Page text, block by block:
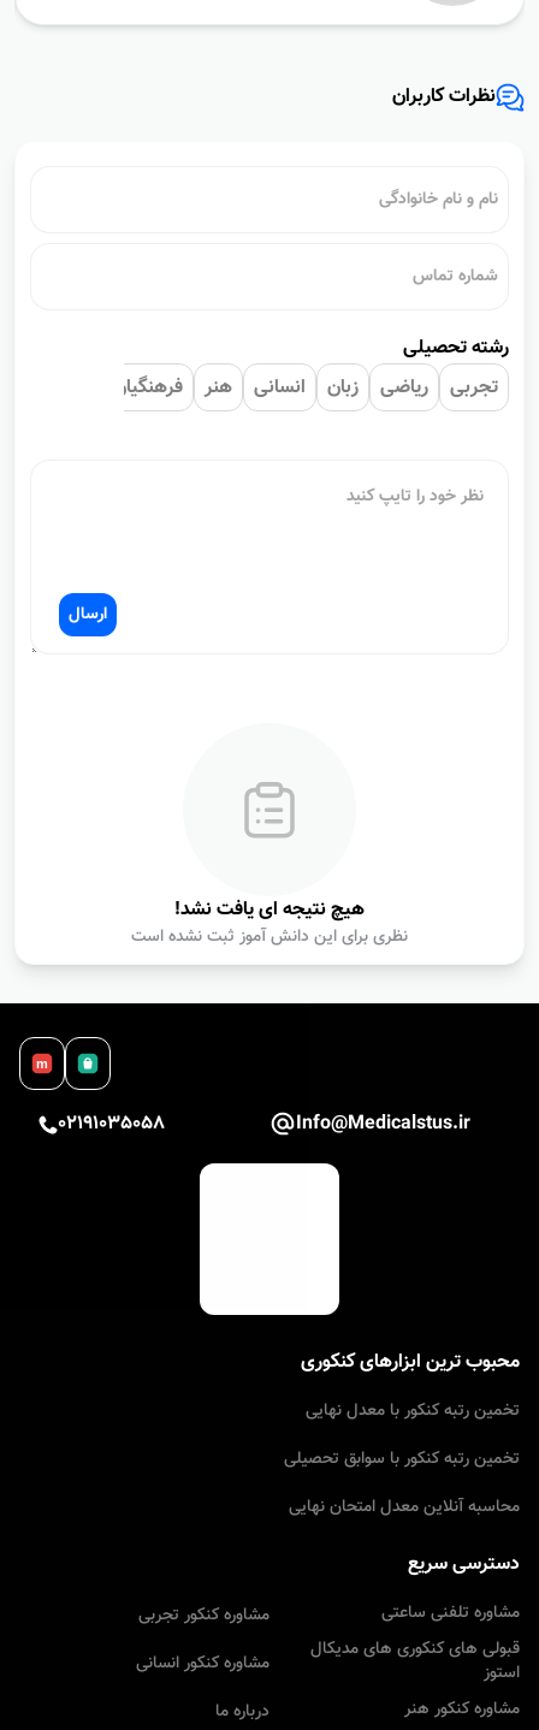
رتبه 635 منظقه 2
رشته تحصیلی
هیچ نتیجه ای یافت نشد!
نظری برای این دانش آموز ثبت نشده است
m
Info@Medicalstus.ir
دسترسی سریع
مشاوره تلفنی ساعتی
قبولی های کنکوری های مدیکال
مشاوره کنکور تجربى
مشاوره کنکور انسانى
محبوب ترین ابزارهای کنکوری
تخمین رتبه کنکور با معدل نهایى
تخمین رتبه کنکور با سوابق تحصیلى
محاسبه آنلاین معدل امتحان نهایى